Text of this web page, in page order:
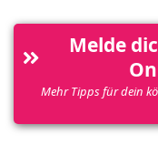
Melde
Mehr Tipps für dein